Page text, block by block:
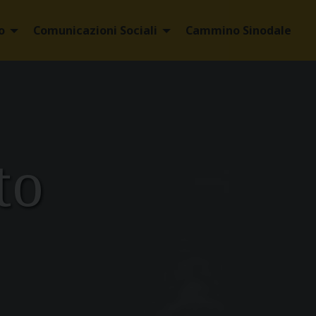
Comunicazioni Sociali Cammino Sinodale